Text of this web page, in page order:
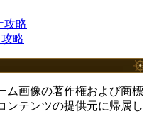
攻略
略
ム画像の著作権および商標
ンテンツの提供元に帰属し